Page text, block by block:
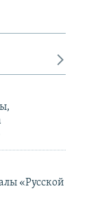
«Русской